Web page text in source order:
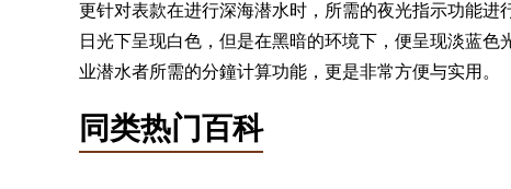
更针对表款在进行深海潜水时，所需的夜光指示功能
日光下呈现白色，但是在黑暗的环境下，便呈现淡蓝
业潜水者所需的分鐘计算功能，更是非常方便与实用。
同类热门百科